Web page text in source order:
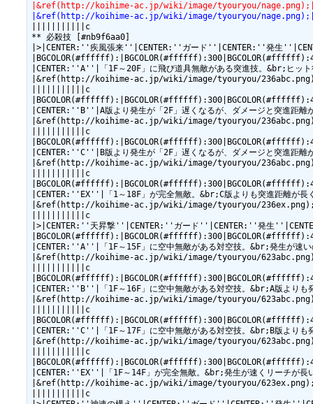
|&ref(http://koihime-ac.jp/wiki/image/tyouryou/nage.png);|投げ後の
|&ref(http://koihime-ac.jp/wiki/image/tyouryou/nage.png);|投げ後の
|||||||||||c
** 必殺技 [#nb9f6aa0]
|>|CENTER:''疾風張来''|CENTER:''ガード''|CENTER:''発生
|CENTER:''A''|「1F～20F」に飛び道具無敵がある突進技。&br;ヒッ
|&ref(http://koihime-ac.jp/wiki/image/tyouryou/
|||||||||||c
|CENTER:''B''|A版より発生が「2F」遅くなるが、ダメージと突進距
|&ref(http://koihime-ac.jp/wiki/image/tyouryou/
|||||||||||c
|CENTER:''C''|B版より発生が「2F」遅くなるが、ダメージと突進距
|&ref(http://koihime-ac.jp/wiki/image/tyouryou/
|||||||||||c
|CENTER:''EX''|「1～18F」が完全無敵。&br;C版よりも突進距離が長
|&ref(http://koihime-ac.jp/wiki/image/tyouryou/
|||||||||||c
|>|CENTER:''天昇撃''|CENTER:''ガード''|CENTER:''発生
|CENTER:''A''|「1F～15F」に空中無敵がある対空技。&br;発生が速い
|&ref(http://koihime-ac.jp/wiki/image/tyouryou/
|||||||||||c
|CENTER:''B''|「1F～16F」に空中無敵がある対空技。&br;A版よりも
|&ref(http://koihime-ac.jp/wiki/image/tyouryou/
|||||||||||c
|CENTER:''C''|「1F～17F」に空中無敵がある対空技。&br;B版よりも
|&ref(http://koihime-ac.jp/wiki/image/tyouryou/
|||||||||||c
|CENTER:''EX''|「1F～14F」が完全無敵。&br;発生が速くリーチが長
|&ref(http://koihime-ac.jp/wiki/image/tyouryou/
|||||||||||c